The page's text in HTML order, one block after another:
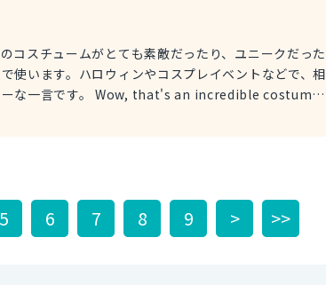
コスチュームがとても素敵だったり、ユニークだった
使います。ハロウィンやコスプレイベントなどで、相
an incredible costume!
その衣装、自分で作ったの？ ちなみに、そ
？
5 6 7 8 9 > >>